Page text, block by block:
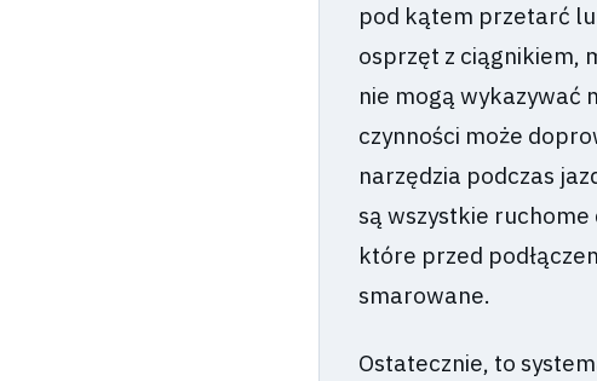
pod kątem przetarć
osprzęt z ciągnikiem,
nie mogą wykazywać
czynności może
narzędzia podczas
są wszystkie
które przed
smarowane.
Ostatecznie, to